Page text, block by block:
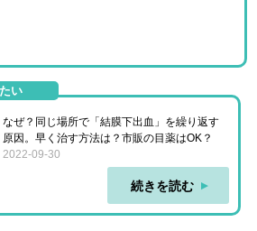
い
なぜ？同じ場所で「結膜下出血」を繰り返す
原因。早く治す方法は？市販の目薬はOK？
2022-09-30
続きを読む